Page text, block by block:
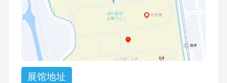
展馆地址